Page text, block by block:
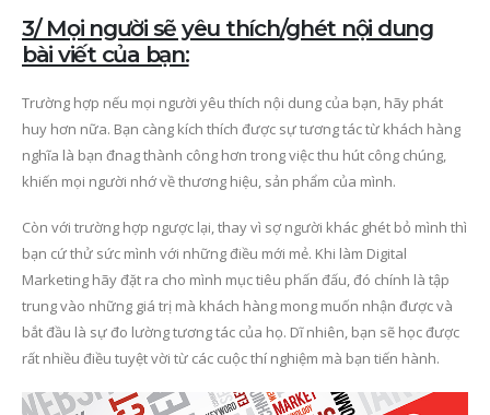
3/ Mọi người sẽ yêu thích/ghét nội dung
bài viết của bạn:
Trường hợp nếu mọi người yêu thích nội dung của bạn, hãy phát
huy hơn nữa. Bạn càng kích thích được sự tương tác từ khách hàng
nghĩa là bạn đnag thành công hơn trong việc thu hút công chúng,
khiến mọi người nhớ về thương hiệu, sản phẩm của mình.
Còn với trường hợp ngược lại, thay vì sợ người khác ghét bỏ mình thì
bạn cứ thử sức mình với những điều mới mẻ. Khi làm Digital
Marketing hãy đặt ra cho mình mục tiêu phấn đấu, đó chính là tập
trung vào những giá trị mà khách hàng mong muốn nhận được và
bắt đầu là sự đo lường tương tác của họ. Dĩ nhiên, bạn sẽ học được
rất nhiều điều tuyệt vời từ các cuộc thí nghiệm mà bạn tiến hành.